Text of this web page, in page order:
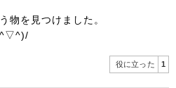
物を見つけました。
役に立った 1